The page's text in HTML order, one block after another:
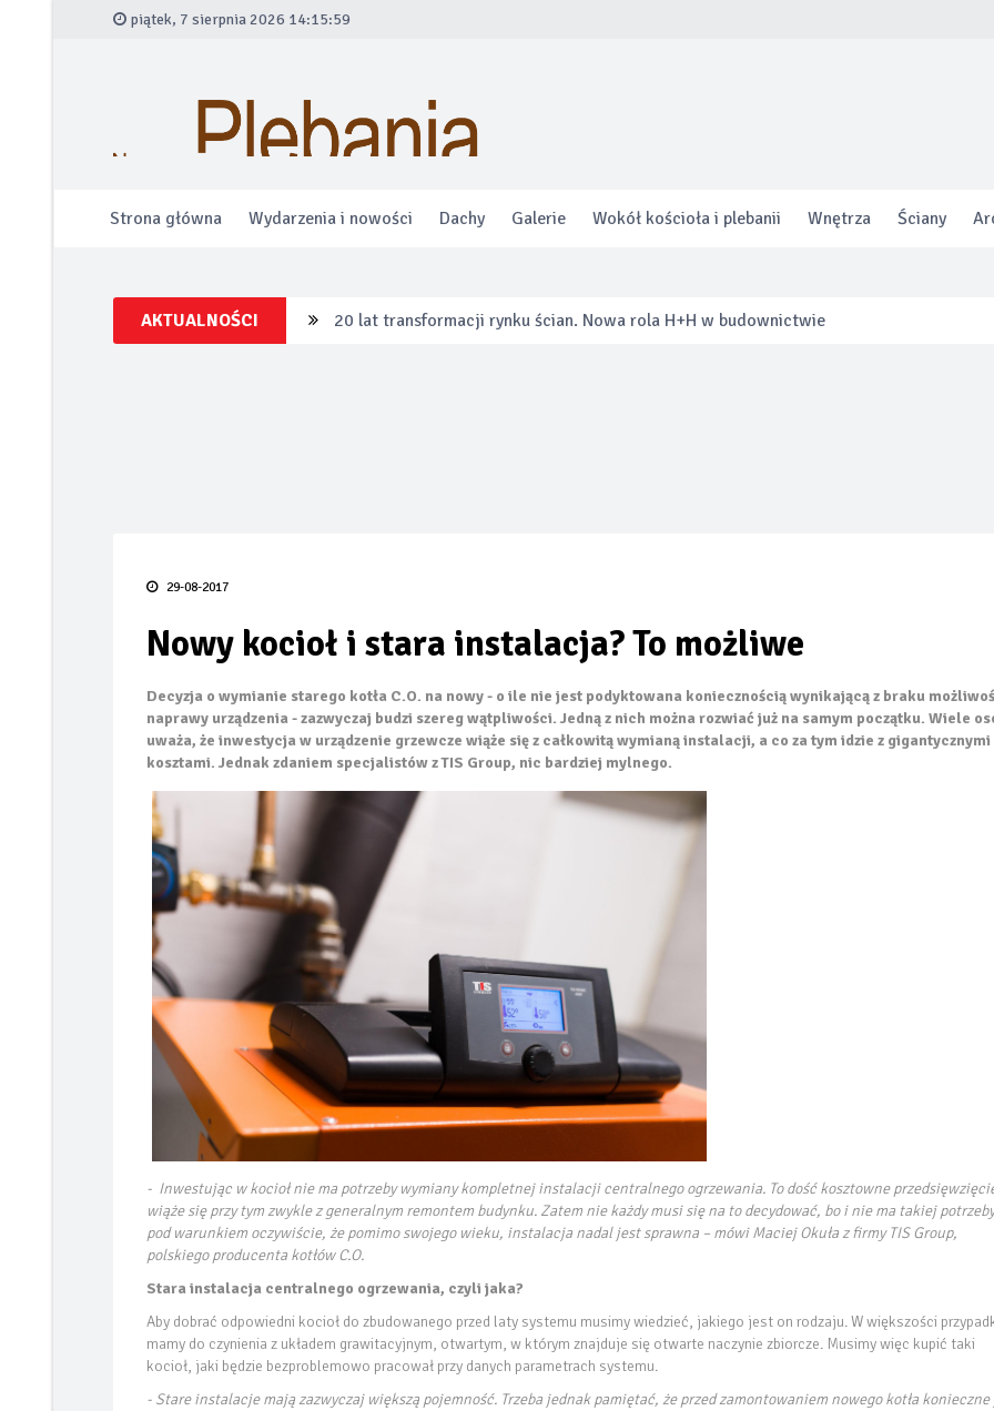
piątek, 7 sierpnia 2026 14:16:00
Strona główna Wydarzenia i nowości Dachy Galerie Wokół kościoła i plebanii Wnętrza Ściany
AKTUALNOŚCI 20 lat transformacji rynku ścian. Nowa rola H+H w budownictwie
TECEdrainway – profil prysznicowy nowej generacji
Odporność termoizolacji na wodę – wilgotne ocieplenie jest jak mokry sweter
Kiedy karpiówka odkrywa swój potencjał… oryginalna dachówka PROFIL Lenti
29-08-2017
Nowy kocioł i stara instalacja? To możliwe
Decyzja o wymianie starego kotła C.O. na nowy - o ile nie jest podyktowana koniecznością wynikającą z braku
naprawy urządzenia - zazwyczaj budzi szereg wątpliwości. Jedną z nich można rozwiać już na samym początku. Wiele
uważa, że inwestycja w urządzenie grzewcze wiąże się z całkowitą wymianą instalacji, a co za tym idzie z gigantycznymi
kosztami. Jednak zdaniem specjalistów z TIS Group, nic bardziej mylnego.
- Inwestując w kocioł nie ma potrzeby wymiany kompletnej instalacji centralnego ogrzewania. To dość kosztowne
wiąże się przy tym zwykle z generalnym remontem budynku. Zatem nie każdy musi się na to decydować, bo i nie ma takiej
pod warunkiem oczywiście, że pomimo swojego wieku, instalacja nadal jest sprawna – mówi Maciej Okuła z firmy TIS Group,
polskiego producenta kotłów C.O.
Stara instalacja centralnego ogrzewania, czyli jaka?
Aby dobrać odpowiedni kocioł do zbudowanego przed laty systemu musimy wiedzieć, jakiego jest on rodzaju. W większości
mamy do czynienia z układem grawitacyjnym, otwartym, w którym znajduje się otwarte naczynie zbiorcze. Musimy więc kupić taki
kocioł, jaki będzie bezproblemowo pracował przy danych parametrach systemu.
- Stare instalacje mają zazwyczaj większą pojemność. Trzeba jednak pamiętać, że przed zamontowaniem nowego kotła